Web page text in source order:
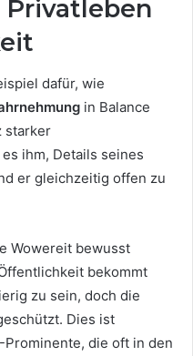
Privatleben
dafür, wie
in Balance
starker
ihm, Details seines
er gleichzeitig offen zu
Wowereit bewusst
bekommt
zu sein, doch die
Dies ist
die oft in den